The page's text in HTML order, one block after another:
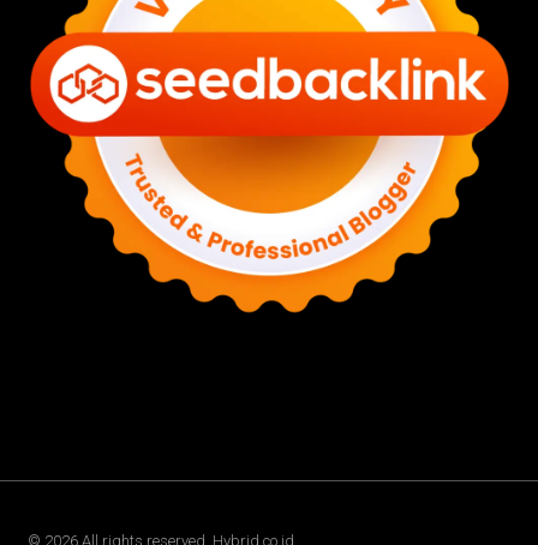
© 2026 All rights reserved. Hybrid.co.id